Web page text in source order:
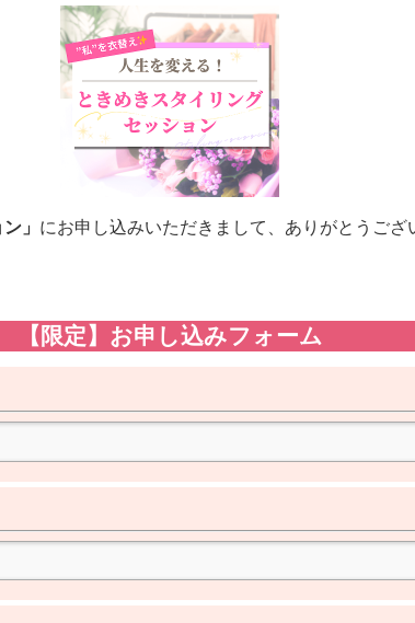
」 にお申し込みいただきまして、ありがとうござ
【限定】お申し込みフォーム